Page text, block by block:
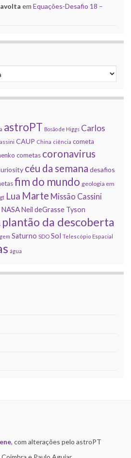
em Equações-Desafio 18 –
astroPT Bosão de Higgs Carlos
CAUP China ciência cometa
cometas coronavirus
céu da semana desafios
fim do mundo geologia em
Lua Marte Missão Cassini
NASANeil deGrasse Tyson
plantão da descoberta
Saturno SDO Sol Telescópio Espacial
água
, com alterações pelo astroPT